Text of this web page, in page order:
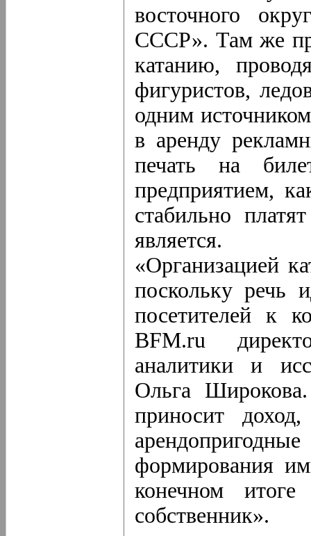
восточного
СССР». Там же
катанию,
фигуристов,
одним
в аренду
печать на
предприятием,
стабильно
является.
«Организацией
поскольку речь
посетителей к
BFM.ru
аналитики и
Ольга
приносит
формирования
конечном
собственник».